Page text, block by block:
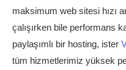
maksimum web sitesi hızı
çalışırken bile performans
paylaşımlı bir hosting, ister
tüm hizmetlerimiz yüksek